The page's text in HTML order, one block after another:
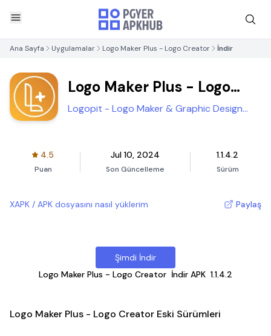
Ana Sayfa Uygulamalar Logo Maker Plus - Logo Creator İndir
Logo Maker Plus - Logo
Creator
Logopit - Logo Maker & Graphic Design
4.5
Puan
Jul 10, 2024
Son Güncelleme
1.1.4.2
Sürüm
XAPK / APK dosyasını nasıl yüklerim Paylaş
Şimdi İndir
Logo Maker Plus - Logo Creator İndir APK 1.1.4.2
Logo Maker Plus - Logo Creator Eski Sürümleri